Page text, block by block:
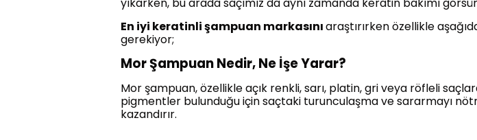
En iyi keratinli şampuan markasınıaraştırırken özellikle
gerekiyor;
Mor Şampuan Nedir, Ne İşe Yarar?
Mor şampuan, özellikle açık renkli, sarı, platin, gri veya röfleli
pigmentler bulunduğu için saçtaki turunculaşma ve sararmayı
kazandırır.